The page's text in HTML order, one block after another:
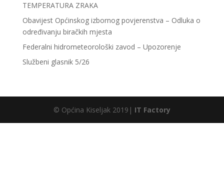
TEMPERATURA ZRAKA
Obavijest Općinskog izbornog povjerenstva – Odluka o
određivanju biračkih mjesta
Federalni hidrometeorološki zavod – Upozorenje
Službeni glasnik 5/26
© Općina Kiseljak 2019| IT Factory